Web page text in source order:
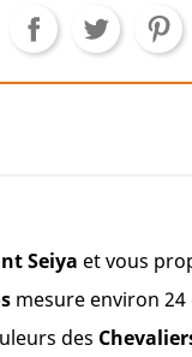
Seiya et vous
mesure environ
des